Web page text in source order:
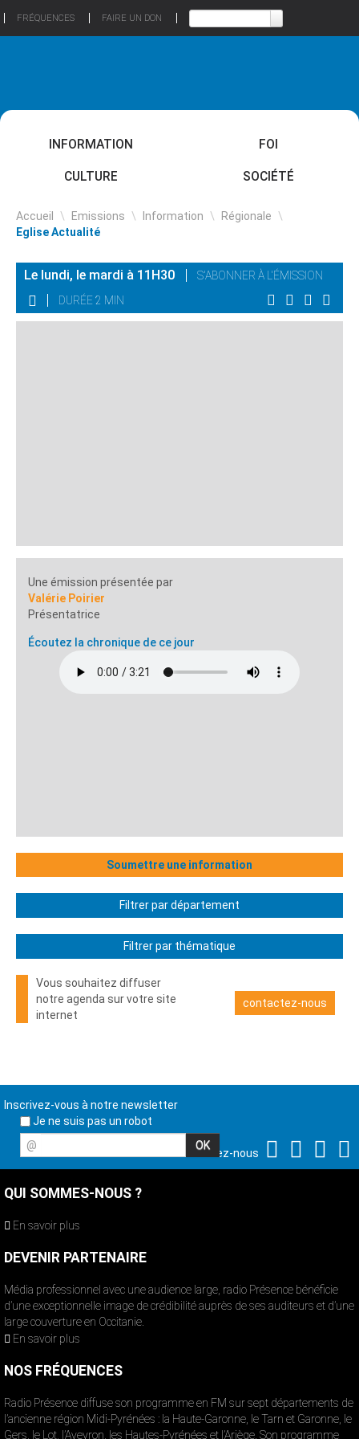
FRÉQUENCES FAIRE UN DON
INFORMATION FOI
CULTURE SOCIÉTÉ
Accueil \ Emissions \ Information \ Régionale \
Eglise Actualité
Le lundi, le mardi à 11H30
S'ABONNER À L'ÉMISSION
DURÉE 2 MIN
Une émission présentée par
Valérie Poirier
Présentatrice
Écoutez la chronique de ce jour
Soumettre une information
Filtrer par département
Filtrer par thématique
Vous souhaitez diffuser
notre agenda sur votre site
internet
contactez-nous
Inscrivez-vous à notre newsletter
Je ne suis pas un robot
@
Suivez-nous
QUI SOMMES-NOUS ?
En savoir plus
DEVENIR PARTENAIRE
Média professionnel avec une audience large, radio Présence bénéficie
d’une exceptionnelle image de crédibilité auprès de ses auditeurs et d’une
large couverture en Occitanie.
En savoir plus
NOS FRÉQUENCES
Radio Présence diffuse son programme en FM sur sept départements de
l’ancienne région Midi-Pyrénées : la Haute-Garonne, le Tarn et Garonne, le
Gers, le Lot, l’Aveyron, les Hautes-Pyrénées et l’Ariège. Son programme